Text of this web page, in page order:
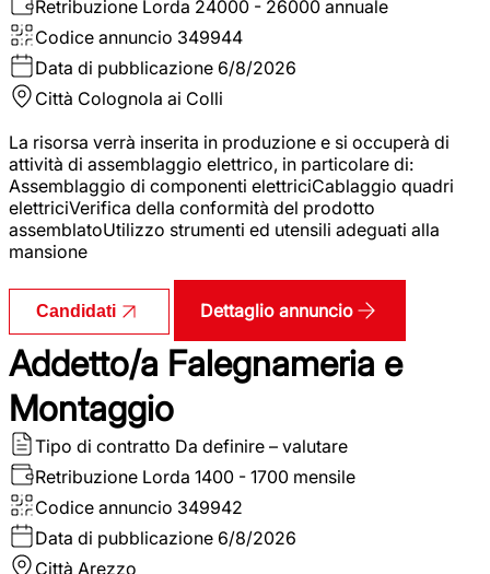
Retribuzione Lorda 24000 - 26000 annuale
Codice annuncio 349944
Data di pubblicazione 6/8/2026
Città Colognola ai Colli
La risorsa verrà inserita in produzione e si occuperà di
attività di assemblaggio elettrico, in particolare di:
Assemblaggio di componenti elettriciCablaggio quadri
elettriciVerifica della conformità del prodotto
assemblatoUtilizzo strumenti ed utensili adeguati alla
mansione
Candidati Dettaglio annuncio
Addetto/a Falegnameria e
Montaggio
Tipo di contratto Da definire – valutare
Retribuzione Lorda 1400 - 1700 mensile
Codice annuncio 349942
Data di pubblicazione 6/8/2026
Città Arezzo